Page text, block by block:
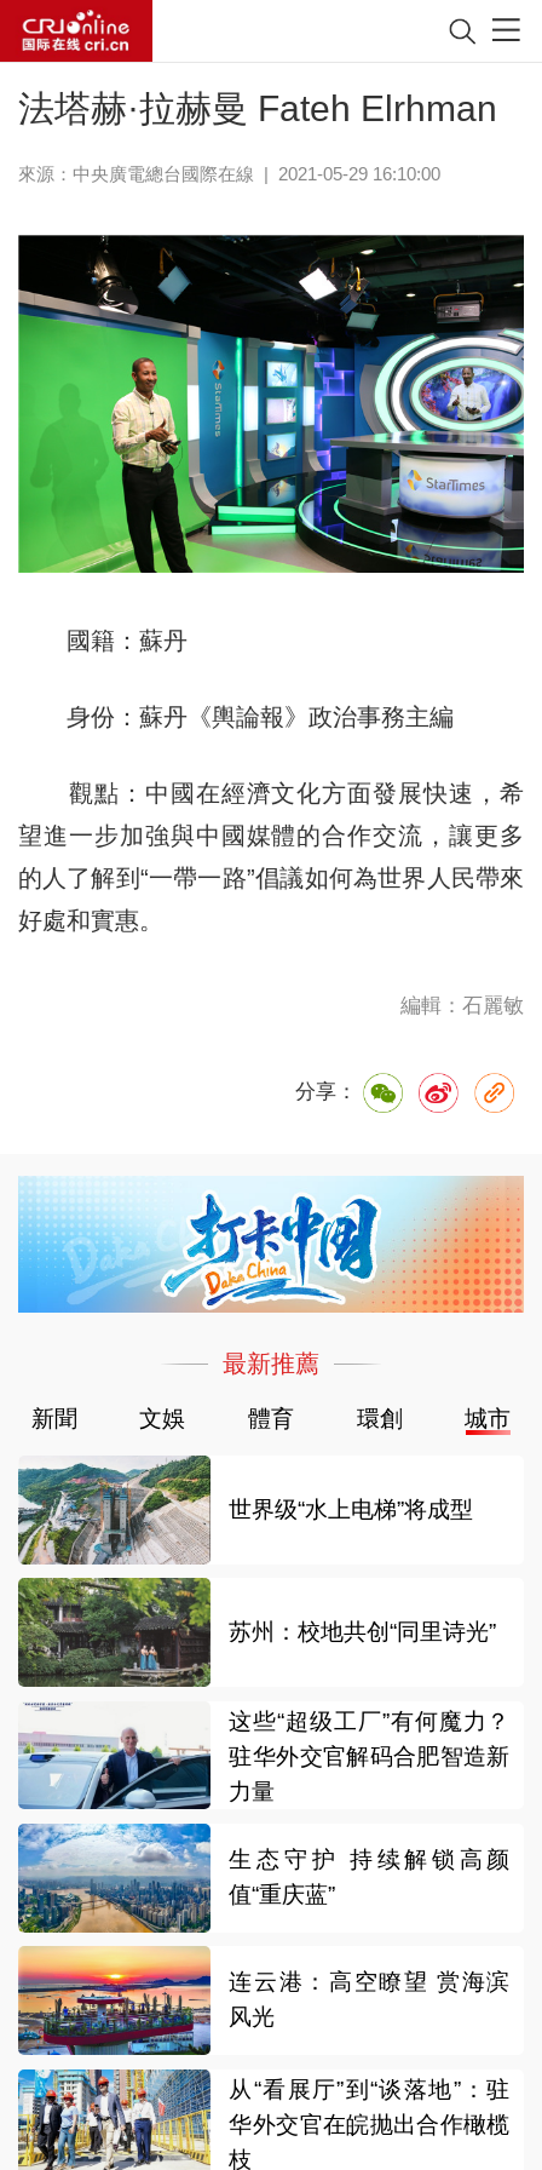
法塔赫·拉赫曼 Fateh Elrhman
來源：中央廣電總台國際在線 | 2021-05-29 16:10:00
國籍：蘇丹
身份：蘇丹《輿論報》政治事務主編
觀點：中國在經濟文化方面發展快速，希
望進一步加強與中國媒體的合作交流，讓更多
的人了解到“一帶一路”倡議如何為世界人民帶來
好處和實惠。
編輯：石麗敏
分享：
最新推薦
新聞 文娛 體育 環創 城市
世界级“水上电梯”将成型
苏州：校地共创“同里诗光”
这些“超级工厂”有何魔力？
驻华外交官解码合肥智造新
力量
生态守护 持续解锁高颜
值“重庆蓝”
连云港：高空瞭望 赏海滨
风光
从“看展厅”到“谈落地”：驻
华外交官在皖抛出合作橄榄
枝